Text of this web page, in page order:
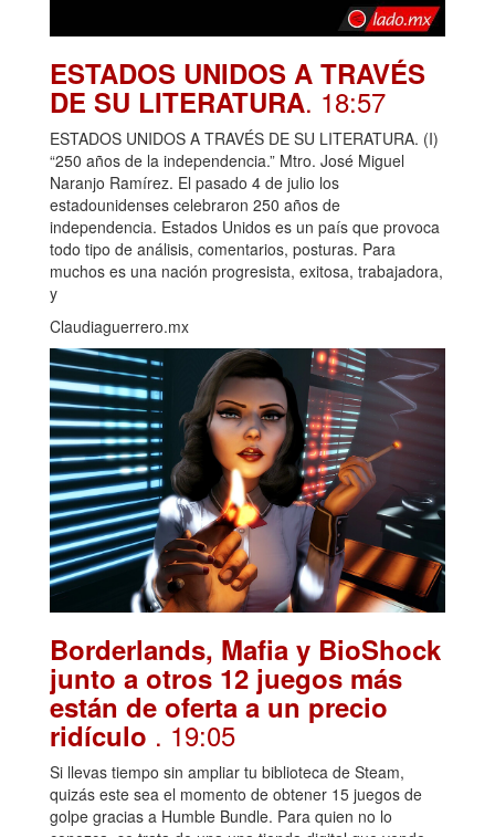
ESTADOS UNIDOS A TRAVÉS
DE SU LITERATURA. 18:57
ESTADOS UNIDOS A TRAVÉS DE SU LITERATURA. (I)
“250 años de la independencia.” Mtro. José Miguel
Naranjo Ramírez. El pasado 4 de julio los
estadounidenses celebraron 250 años de
independencia. Estados Unidos es un país que provoca
todo tipo de análisis, comentarios, posturas. Para
muchos es una nación progresista, exitosa, trabajadora,
y
Claudiaguerrero.mx
Borderlands, Mafia y BioShock
junto a otros 12 juegos más
están de oferta a un precio
ridículo . 19:05
Si llevas tiempo sin ampliar tu biblioteca de Steam,
quizás este sea el momento de obtener 15 juegos de
golpe gracias a Humble Bundle. Para quien no lo